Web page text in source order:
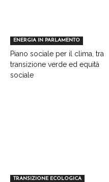
ENERGIA IN PARLAMENTO
Piano sociale per il clima, tra
transizione verde ed equità
sociale
TRANSIZIONE ECOLOGICA